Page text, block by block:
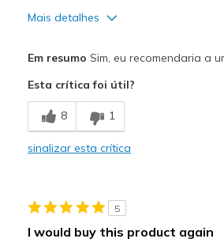
Mais detalhes
Stylish
Melhores utilizações
Casual Wear
Feels true to size
Em resumo Sim, eu recomendaria a
Esta crítica foi útil?
8 1
sinalizar esta crítica
5
I would buy this product again